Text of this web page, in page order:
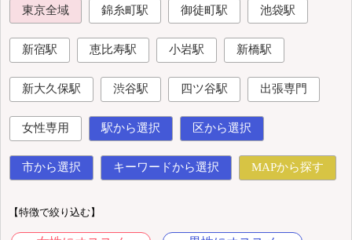
東京全域 錦糸町駅 御徒町駅 池袋駅
新宿駅 恵比寿駅 小岩駅 新橋駅
新大久保駅 渋谷駅 四ツ谷駅 出張専門
女性専用 駅から選択 区から選択
市から選択 キーワードから選択 MAPから探す
【特徴で絞り込む】